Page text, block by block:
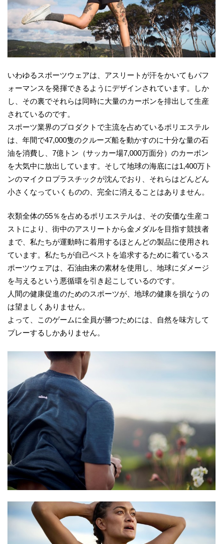
いわゆるスポーツウェアは、アスリートが汗をかいてもパフ
ォーマンスを発揮できるようにデザインされています。しか
し、その裏でそれらは同時に大量のカーボンを排出して生産
されているのです。
スポーツ業界のプロダクトで主流を占めているポリエステル
は、年間で47,000隻のクルーズ船を動かすのに十分な量の石
油を消費し、7億トン（サッカー場7,000万面分）のカーボン
を大気中に放出しています。そして地球の海底には1,400万ト
ンのマイクロプラスチックが沈んでおり、それらはどんどん
小さくなっていくものの、完全に消えることはありません。
衣類全体の55％を占めるポリエステルは、その安価な生産コ
ストにより、街中のアスリートから金メダルを目指す競技者
まで、私たちが運動時に着用するほとんどの製品に使用され
ています。私たちが自己ベストを追求するために着ているス
ポーツウェアは、石油由来の素材を使用し、地球にダメージ
を与えるという悪循環を引き起こしているのです。
人間の健康促進のためのスポーツが、地球の健康を損なうの
は望ましくありません。
よって、このゲームに全員が勝つためには、自然を味方して
プレーするしかありません。